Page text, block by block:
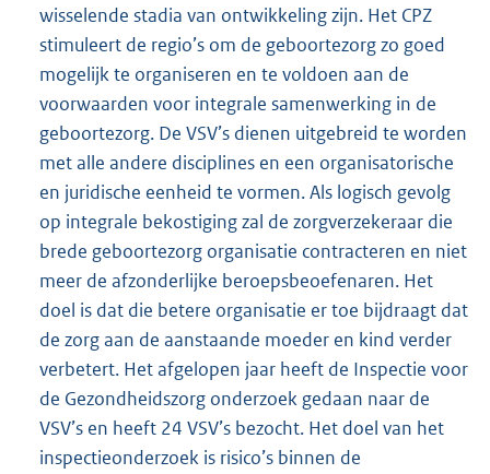
wisselende stadia van ontwikkeling zijn. Het CPZ
stimuleert de regio’s om de geboortezorg zo goed
mogelijk te organiseren en te voldoen aan de
voorwaarden voor integrale samenwerking in de
geboortezorg. De VSV’s dienen uitgebreid te worden
met alle andere disciplines en een organisatorische
en juridische eenheid te vormen. Als logisch gevolg
op integrale bekostiging zal de zorgverzekeraar die
brede geboortezorg organisatie contracteren en niet
meer de afzonderlijke beroepsbeoefenaren. Het
doel is dat die betere organisatie er toe bijdraagt dat
de zorg aan de aanstaande moeder en kind verder
verbetert. Het afgelopen jaar heeft de Inspectie voor
de Gezondheidszorg onderzoek gedaan naar de
VSV’s en heeft 24 VSV’s bezocht. Het doel van het
inspectieonderzoek is risico’s binnen de